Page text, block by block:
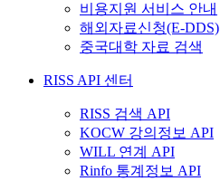
비용지원 서비스 안내
해외자료신청(E-DDS)
중국대학 자료 검색
RISS API 센터
RISS 검색 API
KOCW 강의정보 API
WILL 연계 API
Rinfo 통계정보 API